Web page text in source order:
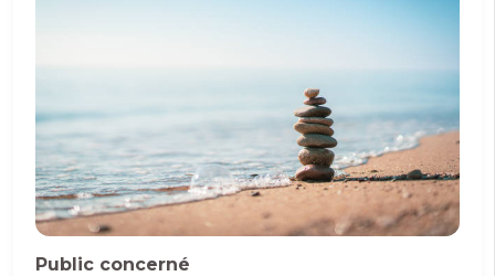
Public concerné